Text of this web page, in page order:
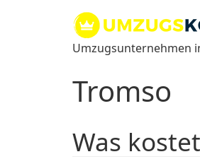
Umzugsunternehmen
Tromso
Was